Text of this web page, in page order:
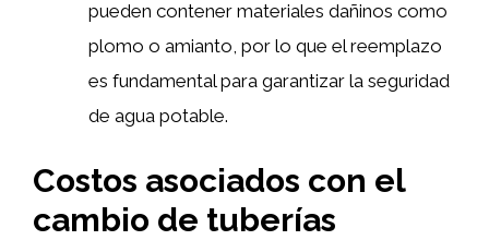
pueden contener materiales dañinos como
plomo o amianto, por lo que el reemplazo
es fundamental para garantizar la seguridad
de agua potable.
Costos asociados con el
cambio de tuberías